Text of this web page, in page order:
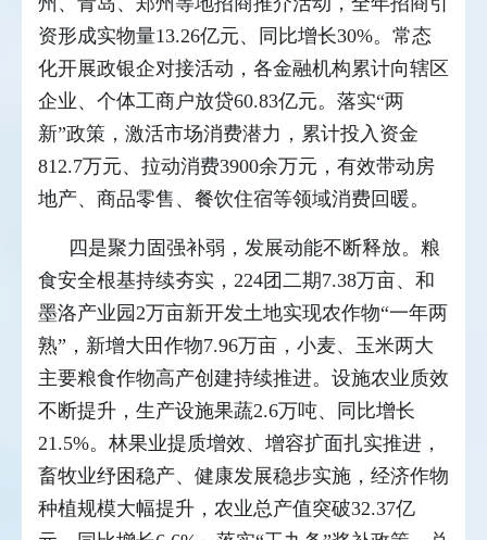
资形成实物量13.26亿元、同比增长30%。常态
化开展政银企对接活动，各金融机构累计向辖区
企业、个体工商户放贷60.83亿元。落实“两
新”政策，激活市场消费潜力，累计投入资金
812.7万元、拉动消费3900余万元，有效带动房
地产、商品零售、餐饮住宿等领域消费回暖。
四是聚力固强补弱，发展动能不断释放。粮
食安全根基持续夯实，224团二期7.38万亩、和
墨洛产业园2万亩新开发土地实现农作物“一年两
熟”，新增大田作物7.96万亩，小麦、玉米两大
主要粮食作物高产创建持续推进。设施农业质效
不断提升，生产设施果蔬2.6万吨、同比增长
21.5%。林果业提质增效、增容扩面扎实推进，
畜牧业纾困稳产、健康发展稳步实施，经济作物
种植规模大幅提升，农业总产值突破32.37亿